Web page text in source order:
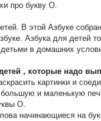
про букву О.
В этой Азбуке
Азбука для детей
в домашних
, которые надо
картинки и
большую и маленькую
О.
начинающиеся на